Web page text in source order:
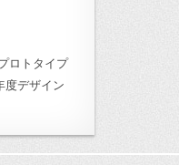
ロトタイプ
度デザイン